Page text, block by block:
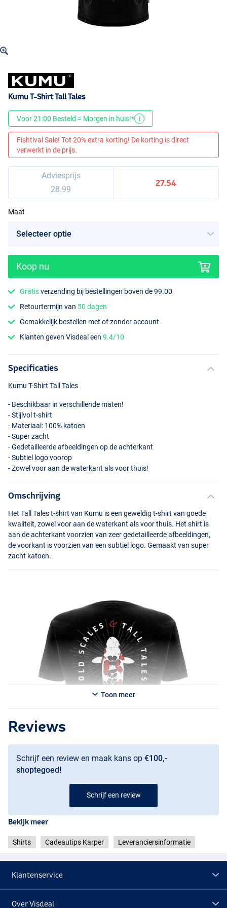
Kumu T-Shirt Tall Tales
Voor 21:00 Besteld = Morgen in huis!* i
Fishtival Sale! Tot 20% extra korting! De korting is direct
verwerkt in de prijs.
Adviesprijs
28.99
27.54
Maat
Koop nu
Gratisverzending bij bestellingen boven de 99.00
Retourtermijn van 50 dagen
Gemakkelijk bestellen met of zonder account
Klanten geven Visdeal een9.4/10
Specificaties
Kumu T-Shirt Tall Tales
- Beschikbaar in verschillende maten!
- Stijlvol t-shirt
- Materiaal: 100% katoen
- Super zacht
- Gedetailleerde afbeeldingen op de achterkant
- Subtiel logo voorop
- Zowel voor aan de waterkant als voor thuis!
Omschrijving
Het Tall Tales t-shirt van Kumu is een geweldig t-shirt van goede
kwaliteit, zowel voor aan de waterkant als voor thuis. Het shirt is
aan de achterkant voorzien van zeer gedetailleerde afbeeldingen,
de voorkant is voorzien van een subtiel logo. Gemaakt van super
zacht katoen.
Toon meer
Reviews
Schrijf een review en maak kans op €100,-
shoptegoed!
Schrijf een review
Bekijk meer
Shirts Cadeautips Karper Leveranciersinformatie
Klantenservice
Over Visdeal